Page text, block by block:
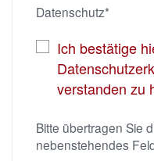
Datenschutz*
Ich bestätige
verstanden zu
Bitte übertragen Sie
nebenstehendes